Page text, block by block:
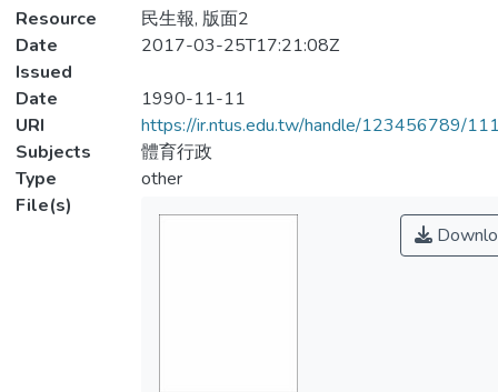
Resource
民生報, 版面2
Date
Issued
2017-03-25T17:21:08Z
Date
1990-11-11
URI
https://ir.ntus.edu.tw/handle/123456789/
Subjects
體育行政
Type
other
File(s)